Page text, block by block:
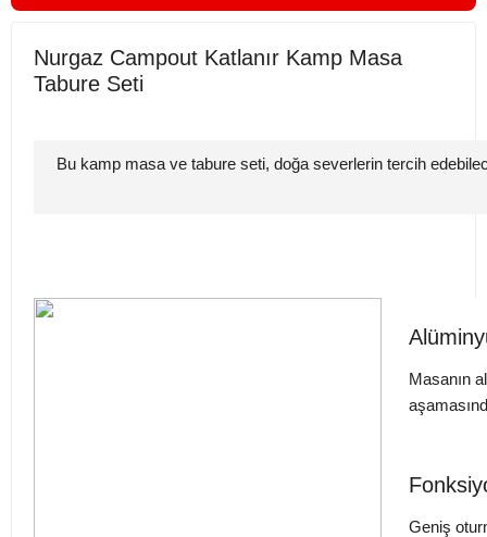
Nurgaz Campout Katlanır Kamp Masa
Tabure Seti
Bu kamp masa ve tabure seti, doğa severlerin tercih
Masanın
Geniş